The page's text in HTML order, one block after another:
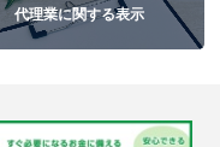
代理業に関する表示